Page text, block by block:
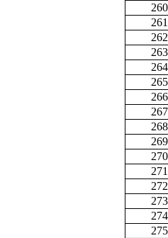
260
261
262
263
264
265
266
267
268
269
270
271
272
273
274
275